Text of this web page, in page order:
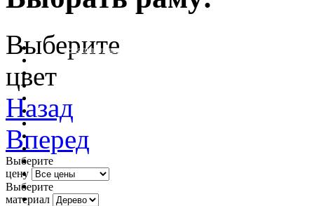
очистить фильтр цвета
Выберите
цвет
Назад
Вперед
Выберите
цену
Выберите
материал